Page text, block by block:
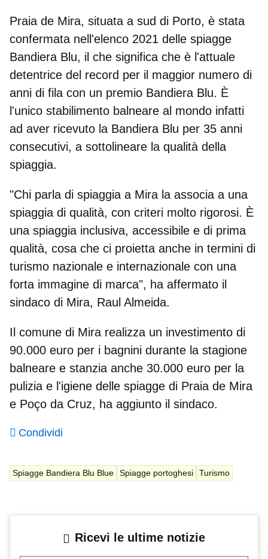
Praia de Mira, situata a sud di Porto, è stata
confermata nell'elenco 2021 delle spiagge
Bandiera Blu, il che significa che è l'attuale
detentrice del record per il maggior numero di
anni di fila con un premio Bandiera Blu. È
l'unico stabilimento balneare al mondo infatti
ad aver ricevuto la Bandiera Blu per 35 anni
consecutivi, a sottolineare la qualità della
spiaggia.
"Chi parla di spiaggia a Mira la associa a una
spiaggia di qualità, con criteri molto rigorosi. È
una spiaggia inclusiva, accessibile e di prima
qualità, cosa che ci proietta anche in termini di
turismo nazionale e internazionale con una
forta immagine di marca", ha affermato il
sindaco di Mira, Raul Almeida.
Il comune di Mira realizza un investimento di
90.000 euro per i bagnini durante la stagione
balneare e stanzia anche 30.000 euro per la
pulizia e l'igiene delle spiagge di Praia de Mira
e Poço da Cruz, ha aggiunto il sindaco.
Condividi
Spiagge Bandiera Blu Blue Spiagge portoghesi Turismo
Ricevi le ultime notizie